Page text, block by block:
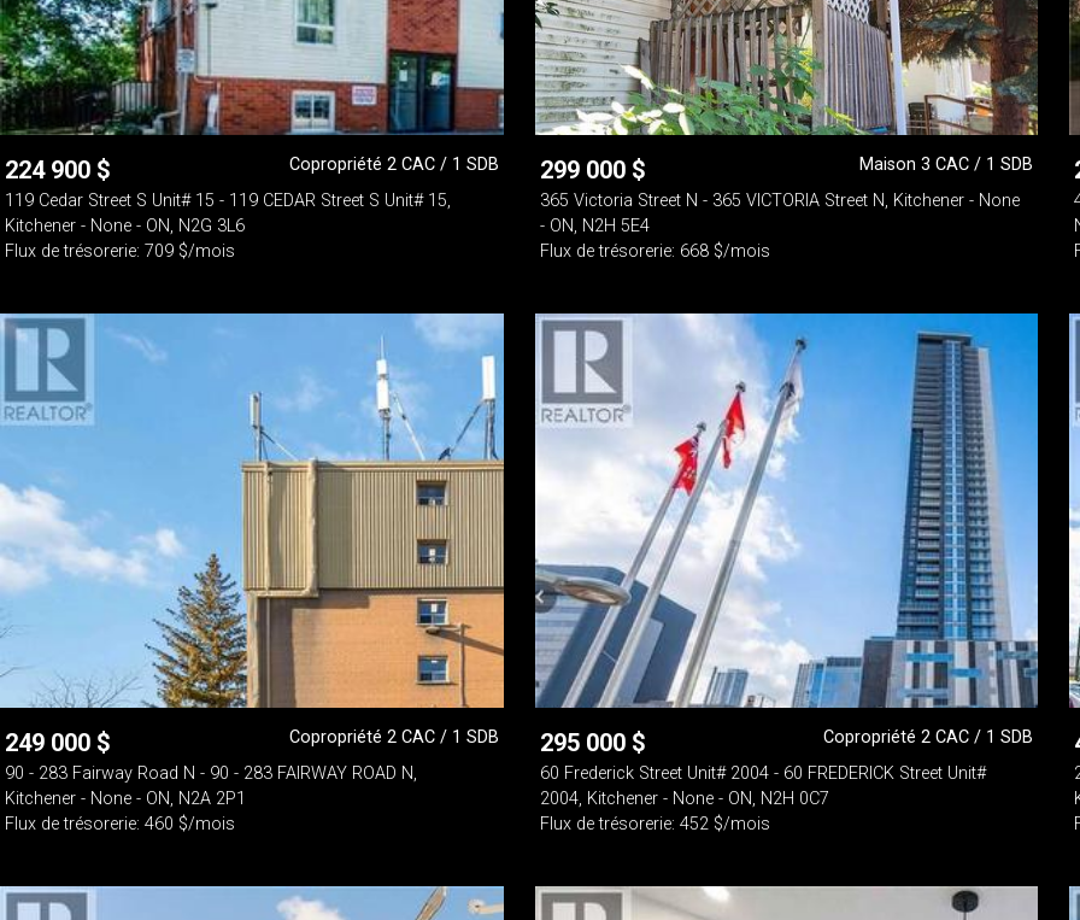
224 900 $
Copropriété 2 CAC / 1 SDB
119 Cedar Street S Unit# 15 - 119 CEDAR Street S Unit# 15,
Kitchener - None - ON, N2G 3L6
Flux de trésorerie: 709 $/mois
299 000 $
Maison 3 CAC / 1 SDB
365 Victoria Street N - 365 VICTORIA Street N, Kitchener - None
- ON, N2H 5E4
Flux de trésorerie: 668 $/mois
249 000 $
Copropriété 2 CAC / 1 SDB
90 - 283 Fairway Road N - 90 - 283 FAIRWAY ROAD N,
Kitchener - None - ON, N2A 2P1
Flux de trésorerie: 460 $/mois
295 000 $
Copropriété 2 CAC / 1 SDB
60 Frederick Street Unit# 2004 - 60 FREDERICK Street Unit#
2004, Kitchener - None - ON, N2H 0C7
Flux de trésorerie: 452 $/mois